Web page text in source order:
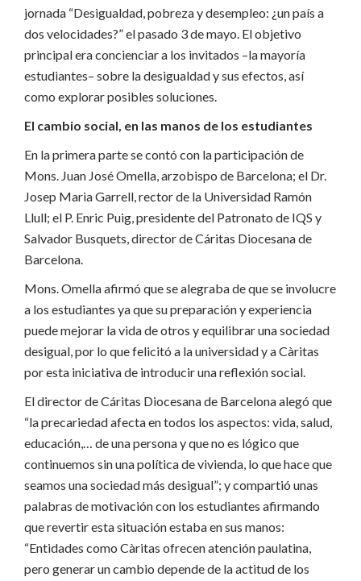
jornada “Desigualdad, pobreza y desempleo: ¿un país a
dos velocidades?” el pasado 3 de mayo. El objetivo
principal era concienciar a los invitados –la mayoría
estudiantes– sobre la desigualdad y sus efectos, así
como explorar posibles soluciones.
El cambio social, en las manos de los estudiantes
En la primera parte se contó con la participación de
Mons. Juan José Omella, arzobispo de Barcelona; el Dr.
Josep Maria Garrell, rector de la Universidad Ramón
Llull; el P. Enric Puig, presidente del Patronato de IQS y
Salvador Busquets, director de Cáritas Diocesana de
Barcelona.
Mons. Omella afirmó que se alegraba de que se involucre
a los estudiantes ya que su preparación y experiencia
puede mejorar la vida de otros y equilibrar una sociedad
desigual, por lo que felicitó a la universidad y a Càritas
por esta iniciativa de introducir una reflexión social.
El director de Cáritas Diocesana de Barcelona alegó que
“la precariedad afecta en todos los aspectos: vida, salud,
educación,… de una persona y que no es lógico que
continuemos sin una política de vivienda, lo que hace que
seamos una sociedad más desigual”; y compartió unas
palabras de motivación con los estudiantes afirmando
que revertir esta situación estaba en sus manos:
“Entidades como Càritas ofrecen atención paulatina,
pero generar un cambio depende de la actitud de los